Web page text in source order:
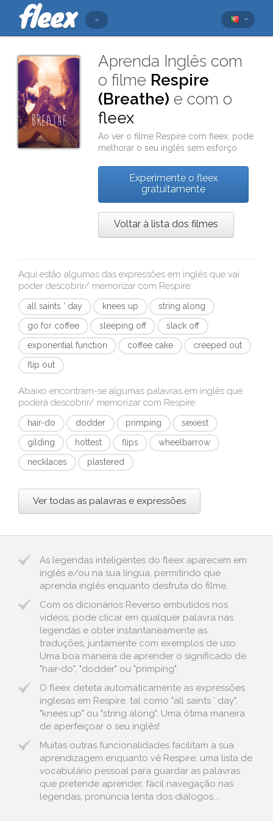
Aprenda Inglês com
o filme Respire
(Breathe) e com o
fleex
Ao ver o filme Respire comfleex , pode
melhorar o seu inglês sem esforço
Experimente o fleex
gratuitamente
Voltar à lista dos filmes
Aqui estão algumas das expressões em inglês que vai
poder descobrir/ memorizar com Respire:
all saints ' day knees up
string along
go for coffee
sleeping off
slack off
exponential function
coffee cake
creeped out
flip out
Abaixo encontram-se algumas palavras em inglês que
poderá descobrir/ memorizar com Respire:
hair-do dodder primping
sexiest
gilding
hottest flips
wheelbarrow
necklaces
plastered
Ver todas as palavras e expressões
As legendas inteligentes do fleex aparecem em
inglês e/ou na sua língua, permitindo que
aprenda inglês enquanto desfruta do filme.
Com os dicionários Reverso embutidos nos
vídeos, pode clicar em qualquer palavra nas
legendas e obter instantaneamente as
traduções, juntamente com exemplos de uso.
Uma boa maneira de aprender o significado de
"hair-do", "dodder" ou "primping".
O fleex deteta automaticamente as expressões
inglesas em Respire, tal como "all saints ' day",
"knees up" ou "string along". Uma ótima maneira
de aperfeiçoar o seu inglês!
Muitas outras funcionalidades facilitam a sua
aprendizagem enquanto vê Respire: uma lista de
vocabulário pessoal para guardar as palavras
que pretende aprender, fácil navegação nas
legendas, pronúncia lenta dos diálogos...